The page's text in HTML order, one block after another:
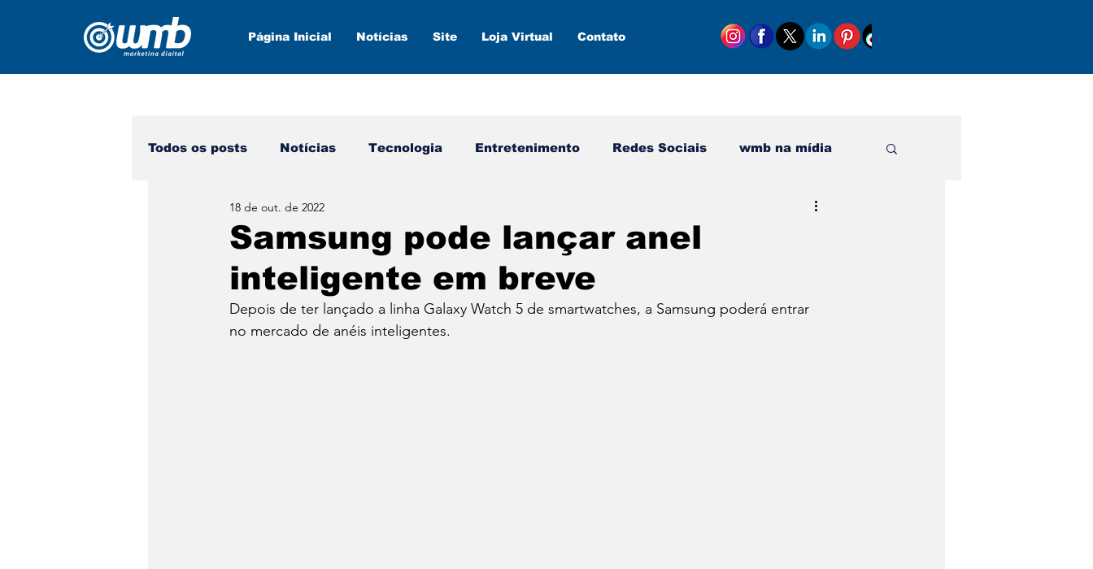
Página Inicial Notícias Site Loja Virtual Contato
Todos os posts Notícias Tecnologia Entretenimento Redes Sociais wmb na mídia
Marketing Digital
Samsung pode lançar anel
inteligente em breve
18 de out. de 2022
Depois de ter lançado a linha Galaxy Watch 5 de smartwatches, a Samsung poderá entrar
no mercado de anéis inteligentes.